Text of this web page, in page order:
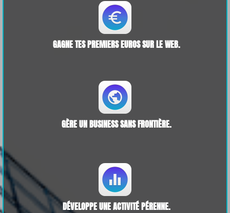
GAGNE TES PREMIERS EUROS SUR LE WEB.
GÈRE UN BUSINESS SANS FRONTIÈRE.
DÉVELOPPE UNE ACTIVITÉ PÉRENNE.